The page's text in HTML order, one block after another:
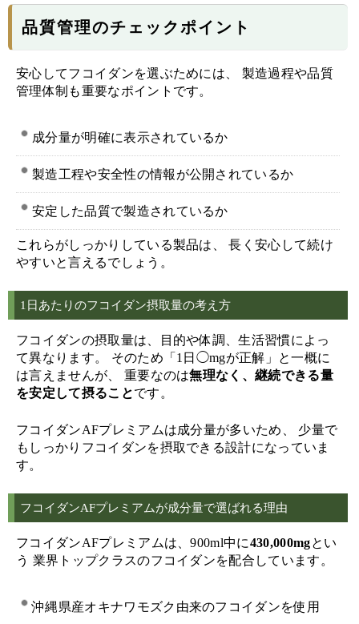
品質管理のチェックポイント
安心してフコイダンを選ぶためには、 製造過程や品質
管理体制も重要なポイントです。
成分量が明確に表示されているか
製造工程や安全性の情報が公開されているか
安定した品質で製造されているか
これらがしっかりしている製品は、 長く安心して続け
やすいと言えるでしょう。
1日あたりのフコイダン摂取量の考え方
フコイダンの摂取量は、目的や体調、生活習慣によっ
て異なります。 そのため「1日◯mgが正解」と一概に
は言えませんが、 重要なのは無理なく、継続できる量
を安定して摂ることです。
フコイダンAFプレミアムは成分量が多いため、 少量で
もしっかりフコイダンを摂取できる設計になっていま
す。
フコイダンAFプレミアムが成分量で選ばれる理由
フコイダンAFプレミアムは、900ml中に430,000mgとい
う 業界トップクラスのフコイダンを配合しています。
沖縄県産オキナワモズク由来のフコイダンを使用